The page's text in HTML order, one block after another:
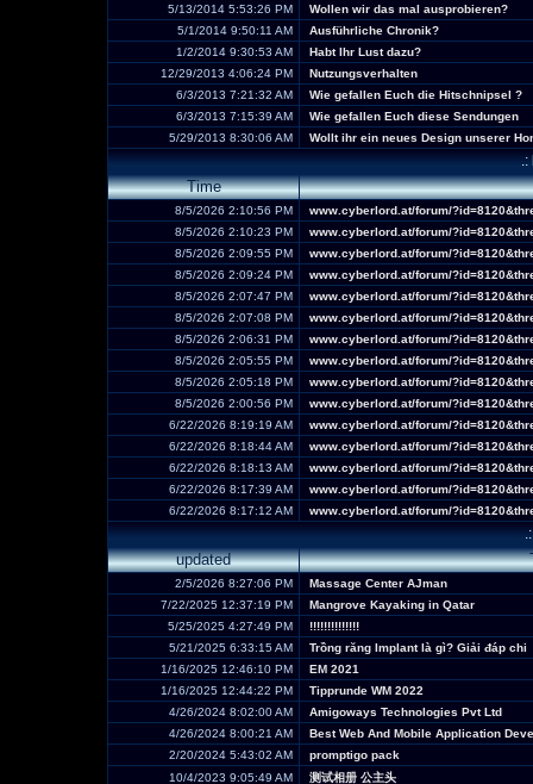
5/13/2014 5:53:26 PM
Wollen wir das mal ausprobieren?
5/1/2014 9:50:11 AM
Ausführliche Chronik?
1/2/2014 9:30:53 AM
Habt Ihr Lust dazu?
12/29/2013 4:06:24 PM
Nutzungsverhalten
6/3/2013 7:21:32 AM
Wie gefallen Euch die Hitschnipsel ?
6/3/2013 7:15:39 AM
Wie gefallen Euch diese Sendungen
5/29/2013 8:30:06 AM
Wollt ihr ein neues Design unserer
.:
Time
8/5/2026 2:10:56 PM
www.cyberlord.at/forum/
8/5/2026 2:10:23 PM
www.cyberlord.at/forum/
8/5/2026 2:09:55 PM
www.cyberlord.at/forum/
8/5/2026 2:09:24 PM
www.cyberlord.at/forum/
8/5/2026 2:07:47 PM
www.cyberlord.at/forum/
8/5/2026 2:07:08 PM
www.cyberlord.at/forum/
8/5/2026 2:06:31 PM
www.cyberlord.at/forum/
8/5/2026 2:05:55 PM
www.cyberlord.at/forum/
8/5/2026 2:05:18 PM
www.cyberlord.at/forum/
8/5/2026 2:00:56 PM
www.cyberlord.at/forum/
6/22/2026 8:19:19 AM
www.cyberlord.at/forum/
6/22/2026 8:18:44 AM
www.cyberlord.at/forum/
6/22/2026 8:18:13 AM
www.cyberlord.at/forum/
6/22/2026 8:17:39 AM
www.cyberlord.at/forum/
6/22/2026 8:17:12 AM
www.cyberlord.at/forum/
updated
2/5/2026 8:27:06 PM
Massage Center AJman
7/22/2025 12:37:19 PM
Mangrove Kayaking in Qatar
5/25/2025 4:27:49 PM
!!!!!!!!!!!!!!
5/21/2025 6:33:15 AM
Trồng răng Implant là gì? Giải đáp chi
1/16/2025 12:46:10 PM
EM 2021
1/16/2025 12:44:22 PM
Tipprunde WM 2022
4/26/2024 8:02:00 AM
Amigoways Technologies Pvt Ltd
4/26/2024 8:00:21 AM
Best Web And Mobile Application
2/20/2024 5:43:02 AM
promptigo pack
10/4/2023 9:05:49 AM
测试相册 公主头